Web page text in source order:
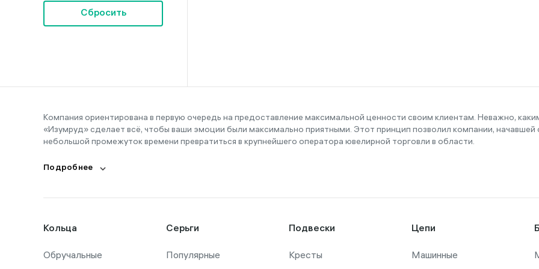
16-20
17
18
19
20
21,5
22
Сбросить
Компания ориентирована в первую очередь на предоставление максимальной ценности своим клиентам. Неважно,
«Изумруд» сделает всё, чтобы ваши эмоции были максимально приятными. Этот принцип позволил компании, начавшей
небольшой промежуток времени превратиться в крупнейшего оператора ювелирной торговли в области.
Подробнее
Кольца
Обручальные
Серьги
Популярные
Подвески
Кресты
Цепи
Машинные